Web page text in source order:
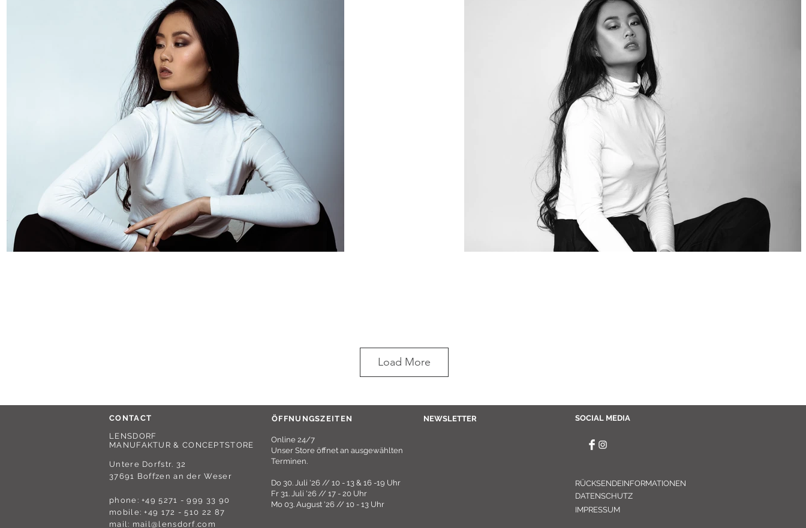
Load More
CONTACT
LENSDORF
MANUFAKTUR & CONCEPTSTORE
Untere Dorfstr. 32
37691 Boffzen an der Weser
phone: +49 5271 - 999 33 90
mobile: +49 172 - 510 22 87
mail: mail@lensdorf.com
ÖFFNUNGSZEITEN
Online 24/7
Unser Store öffnet an ausgewählten
Terminen.
Do 30. Juli '26 // 10 - 13 & 16 -19 Uhr
Fr 31. Juli '26 // 17 - 20 Uhr
Mo 03. August '26 // 10 - 13 Uhr
NEWSLETTER SOCIAL MEDIA
RÜCKSENDEINFORMATIONEN
DATENSCHUTZ
IMPRESSUM